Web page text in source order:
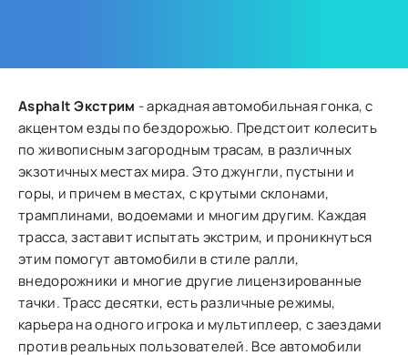
Asphalt Экстрим - аркадная автомобильная гонка, с
акцентом езды по бездорожью. Предстоит колесить
по живописным загородным трасам, в различных
экзотичных местах мира. Это джунгли, пустыни и
горы, и причем в местах, с крутыми склонами,
трамплинами, водоемами и многим другим. Каждая
трасса, заставит испытать экстрим, и проникнуться
этим помогут автомобили в стиле ралли,
внедорожники и многие другие лицензированные
тачки. Трасс десятки, есть различные режимы,
карьера на одного игрока и мультиплеер, с заездами
против реальных пользователей. Все автомобили